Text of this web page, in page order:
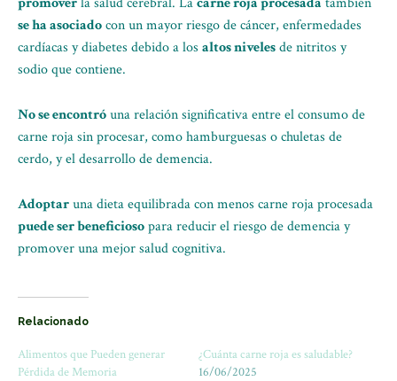
se ha asociadocon un mayor riesgo de cáncer, enfermedades
cardíacas y diabetes debido a los altos nivelesde nitritos y
sodio que contiene.
No se encontróuna relación significativa entre el consumo de
carne roja sin procesar, como hamburguesas o chuletas de
cerdo, y el desarrollo de demencia.
Adoptaruna dieta equilibrada con menos carne roja procesada
puede ser beneficiosopara reducir el riesgo de demencia y
promover una mejor salud cognitiva.
Relacionado
Alimentos que Pueden generar
Pérdida de Memoria
¿Cuánta carne roja es saludable?
16/06/2025